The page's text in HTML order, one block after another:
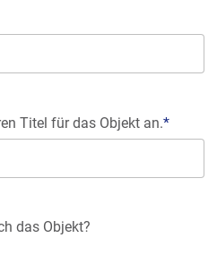
Titel für das Objekt an.*
das Objekt?